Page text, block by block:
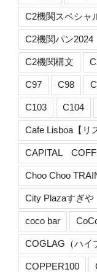
C2機関スペシャ
C2機関パン2024
C2機関構文
C97 C98
C103 C104
Cafe Lisboa【リ
CAPITAL
Choo Choo
City Plazaすぎや
coco bar
COGLAG（ハイ
COPPER100